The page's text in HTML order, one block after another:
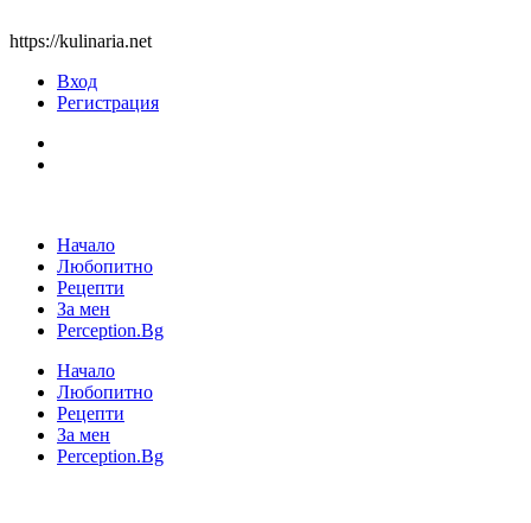
https://kulinaria.net
Вход
Регистрация
Начало
Любопитно
Рецепти
За мен
Perception.Bg
Начало
Любопитно
Рецепти
За мен
Perception.Bg